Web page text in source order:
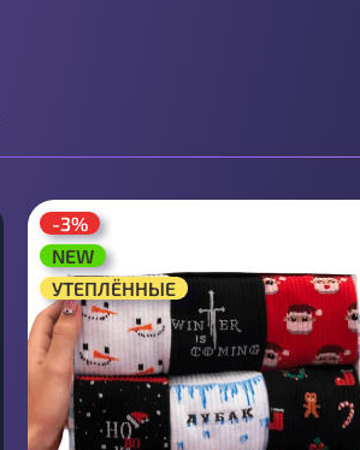
-3%
NEW
УТЕПЛЁННЫЕ